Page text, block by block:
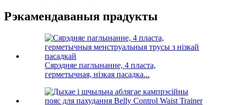
Рэкамендаваныя прадукты
Сярэдняе паглынанне, 4 пласта,
герметычная, нізкая пасадка...